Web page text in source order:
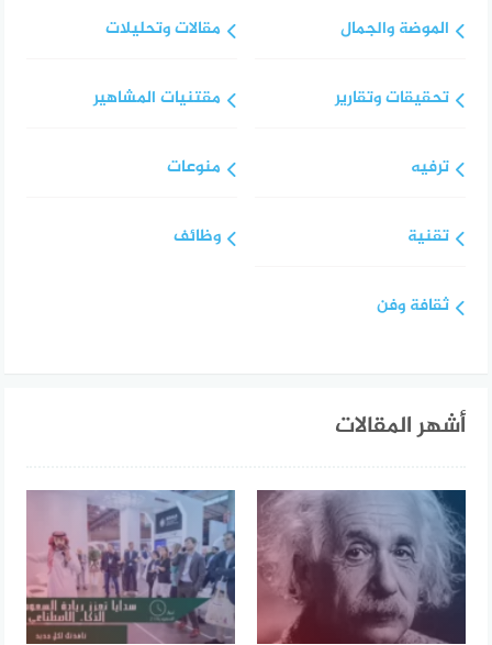
الموضة والجمال
تحقيقات وتقارير
ترفيه
تقنية
ثقافة وفن
مقالات وتحليلات
مقتنيات المشاهير
منوعات
وظائف
أشهر المقالات